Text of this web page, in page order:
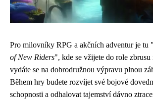
Pro milovníky RPG a akčních adventur je tu "
of New Riders", kde se vžijete do role
vydáte se na dobrodružnou výpravu plnou
Během hry budete rozvíjet své bojové
schopnosti a odhalovat tajemství dávno